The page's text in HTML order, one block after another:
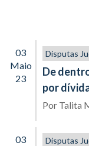
03
Maio
23
Disputas
De
por
Por Talita
03
Disputas